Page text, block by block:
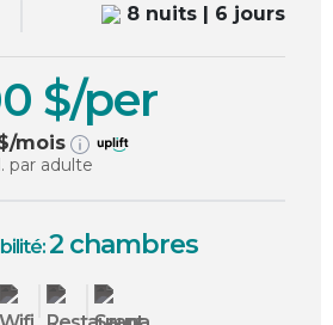
8 nuits | 6 jours
$/per
mois
par adulte
2 chambres